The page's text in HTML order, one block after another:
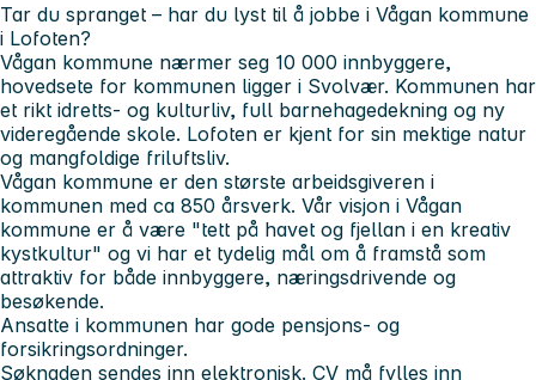
Tar du spranget – har du lyst til å jobbe i Vågan kommune
i Lofoten?
Vågan kommune nærmer seg 10 000 innbyggere,
hovedsete for kommunen ligger i Svolvær. Kommunen har
et rikt idretts- og kulturliv, full barnehagedekning og ny
videregående skole. Lofoten er kjent for sin mektige natur
og mangfoldige friluftsliv.
Vågan kommune er den største arbeidsgiveren i
kommunen med ca 850 årsverk. Vår visjon i Vågan
kommune er å være "tett på havet og fjellan i en kreativ
kystkultur" og vi har et tydelig mål om å framstå som
attraktiv for både innbyggere, næringsdrivende og
besøkende.
Ansatte i kommunen har gode pensjons- og
forsikringsordninger.
Søknaden sendes inn elektronisk. CV må fylles inn